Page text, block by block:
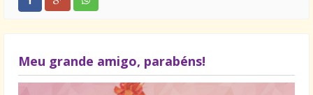
Meu grande amigo, parabéns!